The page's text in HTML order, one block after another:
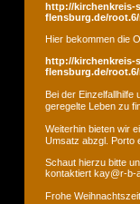
http://kirchenkreis-
flensburg.de/
Hier bekommen die
http://kirchenkreis-
flensburg.de/
Bei der
geregelte Leben zu
Weiterhin bieten wir
Umsatz abzgl. Porto
Schaut hierzu bitte
kontaktiert kay@r-b-
Frohe